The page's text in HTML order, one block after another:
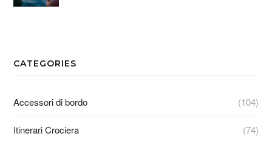
CATEGORIES
Accessori di bordo (104)
Itinerari Crociera (74)